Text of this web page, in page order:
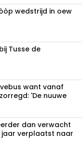
wedstrijd in oew
Tusse de
want vanaf
'De nuuwe
dan verwacht
jaar verplaatst naar